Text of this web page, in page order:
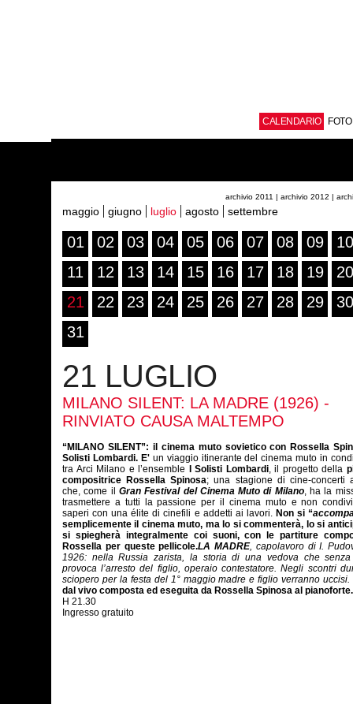
CALENDARIO FOTO
archivio 2011 | archivio 2012 |
maggio giugno luglio agosto settembre
01 02 03 04 05 06 07 08 09
10
11
12 13 14 15 16 17 18 19
20
21
22 23 24 25 26 27 28 29
30
31
21 LUGLIO
MILANO SILENT: LA MADRE (1926) -
RINVIATO CAUSA MALTEMPO
“MILANO SILENT”: il cinema muto sovietico con Rossella
Solisti Lombardi. E'un viaggio itinerante del cinema muto in
tra Arci Milano e l’ensemble
I Solisti Lombardi, il progetto della
compositrice Rossella Spinosa; una stagione di cine-concerti
che, come il Gran Festival del Cinema Muto di Milano, ha la
trasmettere a tutti la passione per il cinema muto e non
saperi con una élite di cinefili e addetti ai lavori. Non si “
semplicemente il cinema muto, ma lo si commenterà, lo si
si spiegherà integralmente coi suoni, con le partiture
Rossella per queste pellicole.LA MADRE, capolavoro di I.
1926: nella Russia zarista, la storia di una vedova che senza
provoca l’arresto del figlio, operaio contestatore. Negli scontri
sciopero per la festa del 1° maggio madre e figlio verranno uccisi.
dal vivo composta ed eseguita da Rossella Spinosa al pianoforte.
H 21.30
Ingresso gratuito